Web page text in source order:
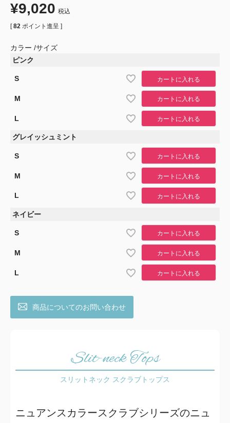
¥9,020 税込
[ 82 ポイント進呈 ]
カラー サイズ
ピンク
S カートに入れる
M カートに入れる
L カートに入れる
グレイッシュミント
S カートに入れる
M カートに入れる
L カートに入れる
ネイビー
S カートに入れる
M カートに入れる
L カートに入れる
商品についてのお問い合わせ
Slit-neck Tops
スリットネック スクラブトップス
ニュアンスカラースクラブシリーズのニュ